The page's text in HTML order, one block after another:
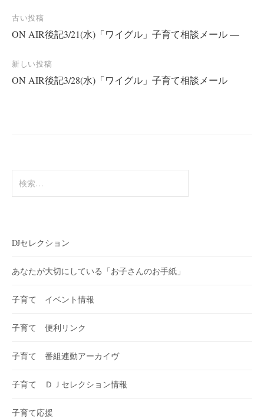
投
稿
ナ
ビ
古い投稿
ON AIR後記3/21(水)「ワイグル」子育て相談メール —
新しい投稿
ON AIR後記3/28(水)「ワイグル」子育て相談メール
索:
DJセレクション
あなたが大切にしている「お子さんのお手紙」
子育て イベント情報
子育て 便利リンク
子育て 番組連動アーカイヴ
子育て ＤＪセレクション情報
子育て応援